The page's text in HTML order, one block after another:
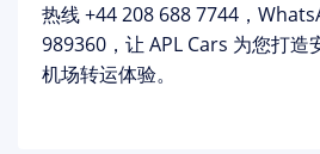
热线+44 208 688 7744 ，
989360 ，让 APL Cars 为您打
机场转运体验。